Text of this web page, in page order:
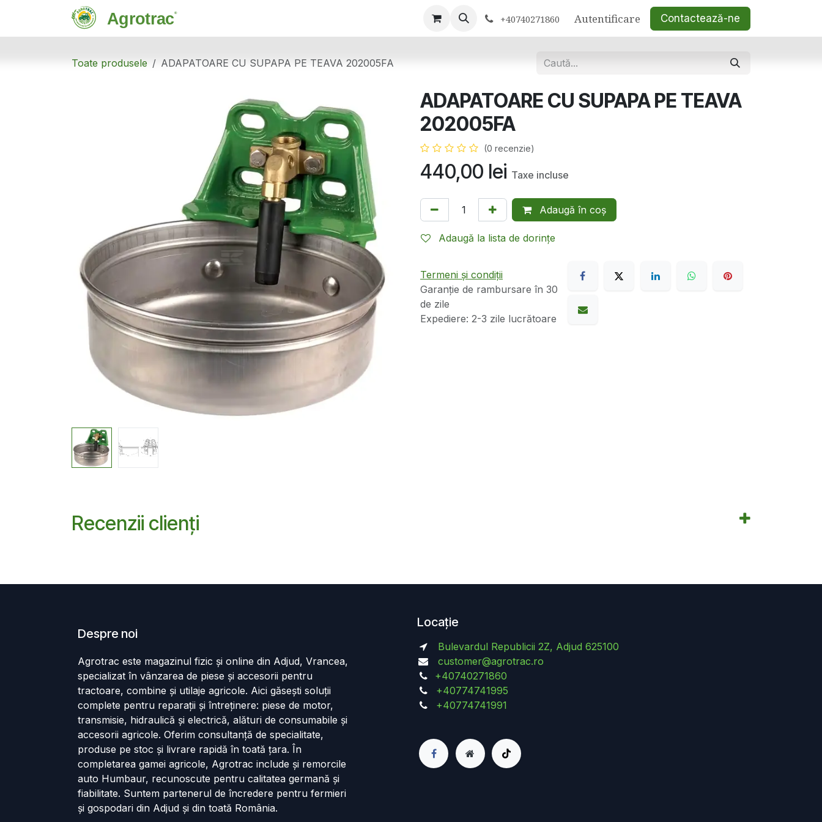
+40740271860 Autentificare Contactează-ne
Toate produsele ADAPATOARE CU SUPAPA PE TEAVA 202005FA
ADAPATOARE CU SUPAPA PE TEAVA
202005FA
(0 recenzie)
440,00 lei Taxe incluse
Adaugă în coș
Adaugă la lista de dorințe
Termeni și condiții
Garanție de rambursare în 30
de zile
Expediere: 2-3 zile lucrătoare
Recenzii clienți
Locație
Bulevardul Republicii 2Z, Adjud 625100
customer@agrotrac.ro
+40740271860
+40774741995
+40774741991
Despre noi
Agrotrac este magazinul fizic și online din Adjud, Vrancea,
specializat în vânzarea de piese și accesorii pentru
tractoare, combine și utilaje agricole. Aici găsești soluții
complete pentru reparații și întreținere: piese de motor,
transmisie, hidraulică și electrică, alături de consumabile și
accesorii agricole. Oferim consultanță de specialitate,
produse pe stoc și livrare rapidă în toată țara. În
completarea gamei agricole, Agrotrac include și remorcile
auto Humbaur, recunoscute pentru calitatea germană și
fiabilitate. Suntem partenerul de încredere pentru fermieri
și gospodari din Adjud și din toată România.